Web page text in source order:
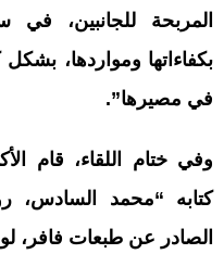
المربحة للجانبين، في
بكفاءاتها ومواردها،
في مصيرها”.
وفي ختام اللقاء، قام
كتابه “محمد السادس،
الصادر عن طبعات فافر،